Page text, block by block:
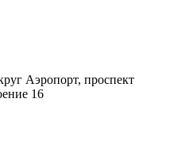
Аэропорт, проспект
16